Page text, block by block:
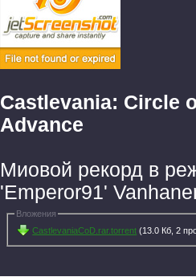
Castlevania: Circle
Advance
Миовой рекорд в
'Emperor91'
Вложения
CastlevaniaCoD.rar.torrent (13.0 Кб, 2